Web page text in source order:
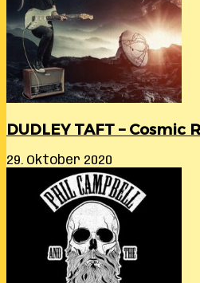
DUDLEY TAFT – Cosmic
29. Oktober 2020